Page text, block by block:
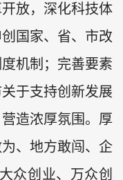
放，深化科技体
国家、省、市改
机制；完善要素
于支持创新发展
造浓厚氛围。厚
、地方敢闯、企
众创业、万众创